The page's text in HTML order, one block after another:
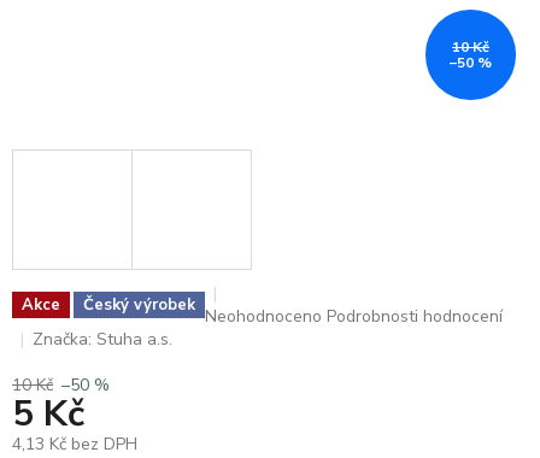
Akce Český výrobek Průměrné
Neohodnoceno Podrobnosti hodnocení
Značka: Stuha a.s.
10 Kč
–50 %
10 Kč –50 %
5 Kč
4,13 Kč bez DPH